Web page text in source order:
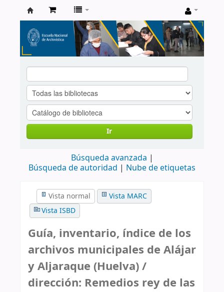
Catálogo
de
Biblioteca
ENA
Ir
Búsqueda avanzada
Búsqueda de autoridad
Nube de etiquetas
Vista normal
Vista MARC
Vista ISBD
Guía, inventario, índice de los
archivos municipales de Alájar
y Aljaraque (Huelva) /
dirección: Remedios rey de las